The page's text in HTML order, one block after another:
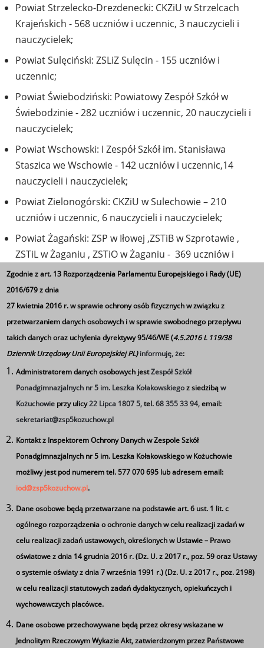
Powiat Strzelecko-Drezdenecki: CKZiU w Strzelcach
Krajeńskich - 568 uczniów i uczennic, 3 nauczycieli i
nauczycielek;
Powiat Sulęciński: ZSLiZ Sulęcin - 155 uczniów i
uczennic;
Powiat Świebodziński: Powiatowy Zespół Szkół w
Świebodzinie - 282 uczniów i uczennic, 20 nauczycieli i
nauczycielek;
Powiat Wschowski: I Zespół Szkół im. Stanisława
Staszica we Wschowie - 142 uczniów i uczennic,14
nauczycieli i nauczycielek;
Powiat Zielonogórski: CKZiU w Sulechowie – 210
uczniów i uczennic, 6 nauczycieli i nauczycielek;
Powiat Żagański: ZSP w Iłowej ,ZSTiB w Szprotawie ,
ZSTiL w Żaganiu , ZSTiO w Żaganiu - 369 uczniów i
uczennic, 14 nauczycieli i nauczycielek;
Powiat Żarski: ZSE w Żarach, ZSB w Żarach, ZSOiT w
Żarach, ZSOiE w Lubsku ZST w Lubsku, CKZiU w Żarach
– 666 uczniów i uczennic, 20 nauczycieli i nauczycielek.
W projekcie zostaną osiągnięte następujące rezultaty
1467 uczniów uzyska kwalifikacje po opuszczeniu
programu.
37 nauczycieli uzyska kwalifikacje po opuszczeniu
programu.
988 uczniów i uczennic weźmie udział w stażach
uczniowskich.
Pliki
Regulamin.docx
Zal.-nr-1.-Formularz-rekrutacyjny.docx
Zal.-nr-2.-Zgoda-Rodzica-Opiekuna-prawnego.docx
Zal.-nr-3.-Zgoda_dyrektora_szkoły.docx
Zal.-nr-4.-Ankieta-dotyczaca-checi-uczestnictwa-w-
zajeciach.docx
Zal.-nr-6.-Deklaracja-udzialu-w-Projekcie.docx
Zgodnie z art. 13 Rozporządzenia Parlamentu Europejskiego i Rady (UE)
2016/679 z dnia
27 kwietnia 2016 r. w sprawie ochrony osób fizycznych w związku z
przetwarzaniem danych osobowych i w sprawie swobodnego przepływu
takich danych oraz uchylenia dyrektywy 95/46/WE (4.5.2016 L 119/38
Dziennik Urzędowy Unii Europejskiej PL)informuję, że:
Administratorem danych osobowych jestZespół Szkół
Ponadgimnazjalnych nr 5 im. Leszka Kołakowskiegoz siedzibąw
Kożuchowie przy ulicy22 Lipca 1807 5,tel.68 355 33 94,email:
sekretariat@zsp5kozuchow.pl
Kontakt z Inspektorem Ochrony Danych w Zespole Szkół
Ponadgimnazjalnych nr 5 im. Leszka Kołakowskiego w Kożuchowie
możliwy jest pod numerem tel. 577 070 695 lub adresem email:
iod@zsp5kozuchow.pl.
Dane osobowe będą przetwarzane na podstawie art. 6 ust. 1 lit. c
ogólnego rozporządzenia o ochronie danych w celu realizacji zadań w
celu realizacji zadań ustawowych, określonych w Ustawie – Prawo
oświatowe z dnia 14 grudnia 2016 r. (Dz. U. z 2017 r., poz. 59 oraz Ustawy
o systemie oświaty z dnia 7 września 1991 r.) (Dz. U. z 2017 r., poz. 2198)
w celu realizacji statutowych zadań dydaktycznych, opiekuńczych i
wychowawczych placówce.
Dane osobowe przechowywane będą przez okresy wskazane w
Jednolitym Rzeczowym Wykazie Akt, zatwierdzonym przez Państwowe